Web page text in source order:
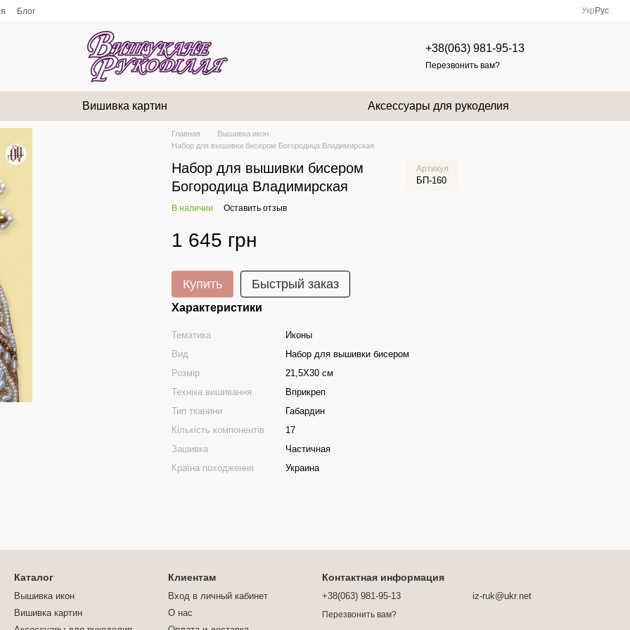
Блог Укр Рус
+38(063) 981-95-13
Перезвонить вам?
Вишивка картин Аксессуары для рукоделия
Главная
Вышивка икон
Набор для вышивки бисером Богородица Владимирская
Набор для вышивки бисером
Богородица Владимирская
Артикул
БП-160
В наличии Оставить отзыв
1 645 грн
Купить Быстрый заказ
Характеристики
Тематика
Иконы
Вид
Набор для вышивки бисером
Розмір
21,5Х30 см
Техніка вишивання
Вприкреп
Тип тканини
Габардин
Кількість компонентів
17
Зашивка
Частичная
Країна походження
Украина
Каталог
Вышивка икон
Вишивка картин
Клиентам
Вход в личный кабинет
О нас
Контактная информация
+38(063) 981-95-13
Перезвонить вам?
iz-ruk@ukr.net